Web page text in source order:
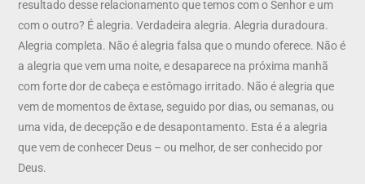
resultado desse relacionamento que temos com o Senhor e um
com o outro? É alegria. Verdadeira alegria. Alegria duradoura.
Alegria completa. Não é alegria falsa que o mundo oferece. Não é
a alegria que vem uma noite, e desaparece na próxima manhã
com forte dor de cabeça e estômago irritado. Não é alegria que
vem de momentos de êxtase, seguido por dias, ou semanas, ou
uma vida, de decepção e de desapontamento. Esta é a alegria
que vem de conhecer Deus – ou melhor, de ser conhecido por
Deus.